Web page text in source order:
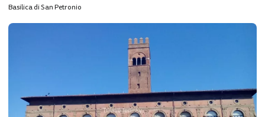
Basilica di San Petronio